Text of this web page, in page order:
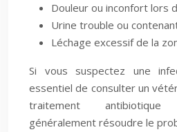
Douleur ou inconfort lors
Urine trouble ou
Léchage excessif de la
Si vous suspectez une
essentiel de consulter un
traitement
généralement résoudre le